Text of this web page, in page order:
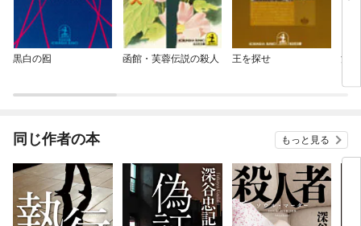
黒白の囮 函館・芙蓉伝説の殺人 王を探せ 法
同じ作者の本 もっと見る